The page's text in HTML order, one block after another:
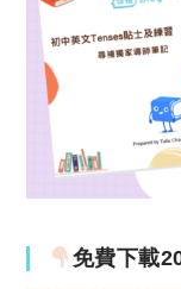
免費下載